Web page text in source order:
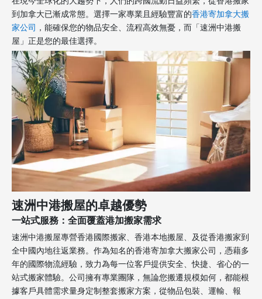
到加拿大已漸成常態。選擇一家專業且經驗豐富的香港寄加拿大搬
家公司 ，能確保您的物品安全、流程高效無憂，而「速洲中港搬
屋」正是您的最佳選擇。
速洲中港搬屋的卓越優勢
一站式服務：全面覆蓋港加搬家需求
速洲中港搬屋專營香港國際搬家、香港本地搬屋、及從香港搬家到
全中國內地往返業務。作為知名的香港寄加拿大搬家公司，憑藉多
年的國際物流經驗，致力為每一位客戶提供安全、快捷、省心的一
站式搬家體驗。公司擁有專業團隊，無論您搬遷規模如何，都能根
據客戶具體需求量身定制整套搬家方案，從物品包裝、運輸、報